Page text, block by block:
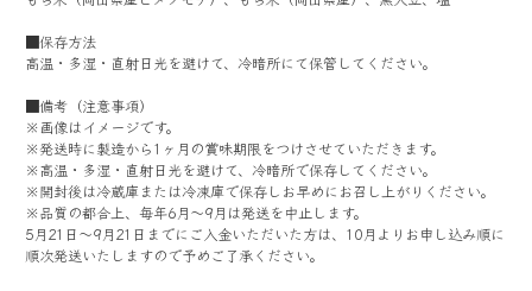
■保存方法
高温・多湿・直射日光を避けて、冷暗所にて保管してください。
■備考（注意事項）
※画像はイメージです。
※発送時に製造から1ヶ月の賞味期限をつけさせていただきます。
※高温・多湿・直射日光を避けて、冷暗所で保存してください。
※開封後は冷蔵庫または冷凍庫で保存しお早めにお召し上がりください。
※品質の都合上、毎年6月～9月は発送を中止します。
5月21日～9月21日までにご入金いただいた方は、10月よりお申し込み順に
順次発送いたしますので予めご了承ください。